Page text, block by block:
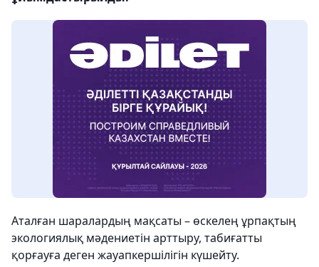
Аталған шаралардың мақсаты – өскелең ұрпақтың
экологиялық мәдениетін арттыру, табиғатты
қорғауға деген жауапкершілігін күшейту.